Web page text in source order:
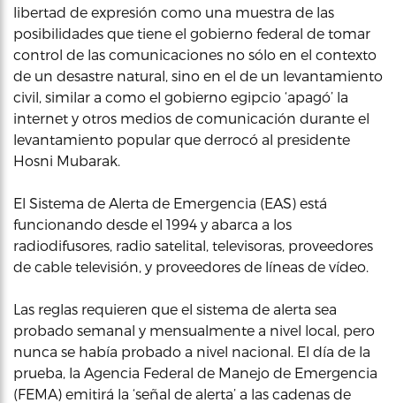
libertad de expresión como una muestra de las
posibilidades que tiene el gobierno federal de tomar
control de las comunicaciones no sólo en el contexto
de un desastre natural, sino en el de un levantamiento
civil, similar a como el gobierno egipcio ‘apagó’ la
internet y otros medios de comunicación durante el
levantamiento popular que derrocó al presidente
Hosni Mubarak.
El Sistema de Alerta de Emergencia (EAS) está
funcionando desde el 1994 y abarca a los
radiodifusores, radio satelital, televisoras, proveedores
de cable televisión, y proveedores de líneas de vídeo.
Las reglas requieren que el sistema de alerta sea
probado semanal y mensualmente a nivel local, pero
nunca se había probado a nivel nacional. El día de la
prueba, la Agencia Federal de Manejo de Emergencia
(FEMA) emitirá la ‘señal de alerta’ a las cadenas de